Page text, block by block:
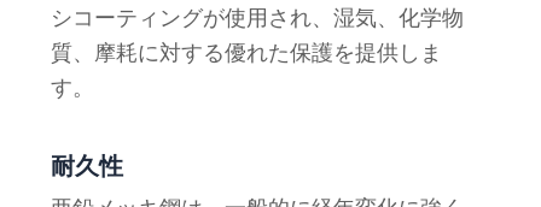
シコーティングが使用され、湿気、化学物
質、摩耗に対する優れた保護を提供しま
す。
耐久性